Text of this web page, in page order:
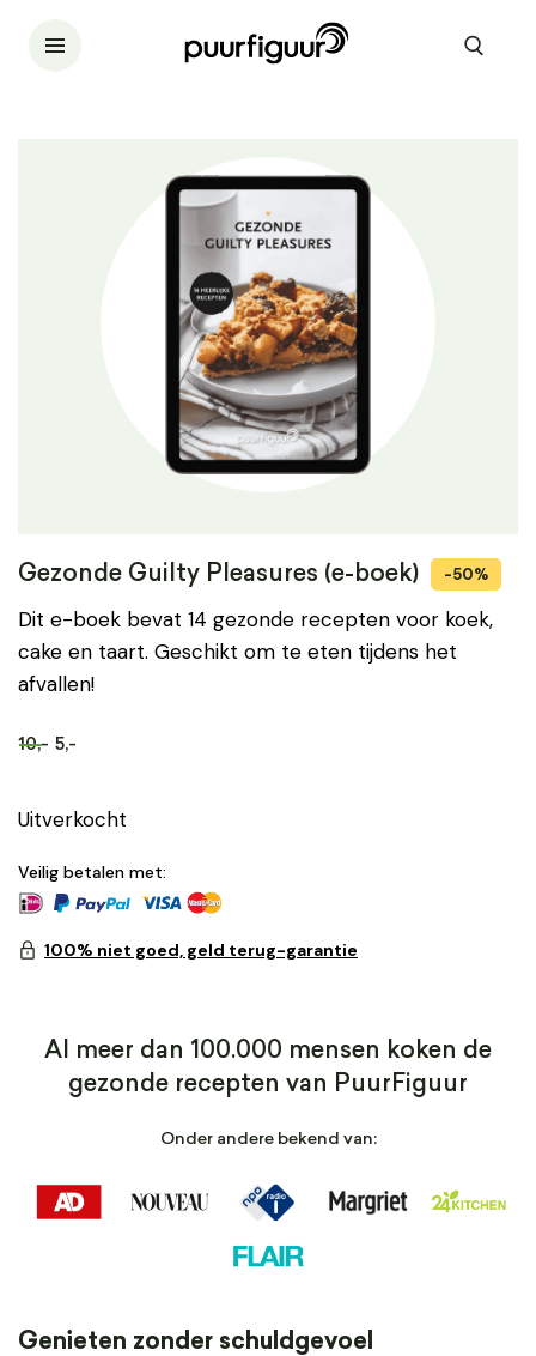
Gezonde Guilty Pleasures (e-boek) -50%
Dit e-boek bevat 14 gezonde recepten voor koek,
cake en taart. Geschikt om te eten tijdens het
afvallen!
10,- 5,-
Uitverkocht
Veilig betalen met:
100% niet goed, geld terug-garantie
Al meer dan 100.000 mensen koken de
gezonde recepten van PuurFiguur
Onder andere bekend van:
Genieten zonder schuldgevoel